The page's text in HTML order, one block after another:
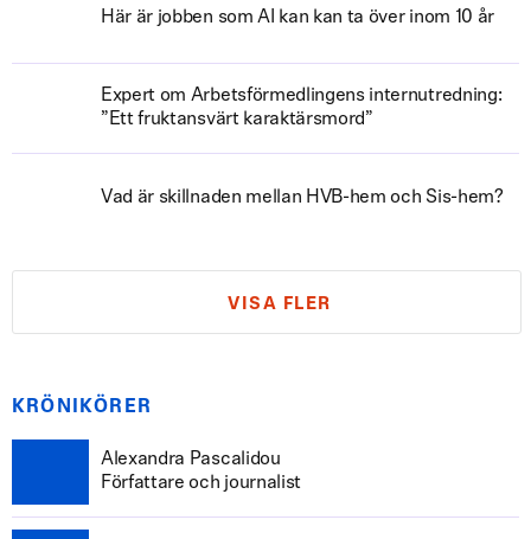
Här är jobben som AI kan kan ta över inom 10 år
Expert om Arbetsförmedlingens internutredning:
”Ett fruktansvärt karaktärsmord”
Vad är skillnaden mellan HVB-hem och Sis-hem?
VISA FLER
KRÖNIKÖRER
Alexandra Pascalidou
Författare och journalist